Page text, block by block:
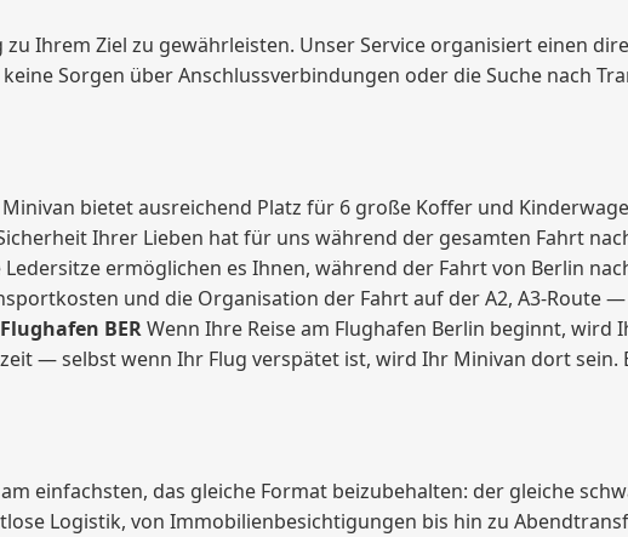
Ihrem Ziel zu gewährleisten. Unser Service organisiert einen
Sorgen über Anschlussverbindungen oder die Suche nach
bietet ausreichend Platz für 6 große Koffer und
Ihrer Lieben hat für uns während der gesamten Fahrt
Ledersitze ermöglichen es Ihnen, während der Fahrt von Berlin
und die Organisation der Fahrt auf der A2, A3-Route
BERWenn Ihre Reise am Flughafen Berlin beginnt, wird
— selbst wenn Ihr Flug verspätet ist, wird Ihr Minivan dort sein.
einfachsten, das gleiche Format beizubehalten: der gleiche
Logistik, von Immobilienbesichtigungen bis hin zu